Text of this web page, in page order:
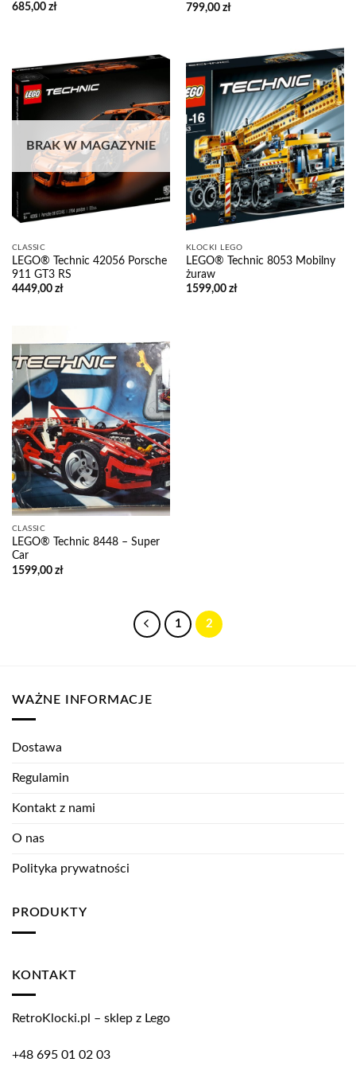
685,00 zł
799,00 zł
BRAK W MAGAZYNIE
CLASSIC
LEGO® Technic 42056 Porsche
911 GT3 RS
4449,00 zł
KLOCKI LEGO
LEGO® Technic 8053 Mobilny
żuraw
1599,00 zł
CLASSIC
LEGO® Technic 8448 – Super
Car
1599,00 zł
1 2
WAŻNE INFORMACJE
Dostawa
Regulamin
Kontakt z nami
O nas
Polityka prywatności
PRODUKTY
KONTAKT
RetroKlocki.pl – sklep z Lego
+48 695 01 02 03